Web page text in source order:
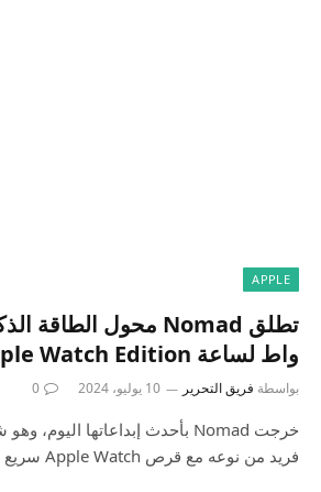
APPLE
واط لساعة Apple Watch Edition
بواسطة فريق التحرير 10 يوليو، 2024 0
فريد من نوعه مع قرص Apple Watch سريع الشحن مدمج في…